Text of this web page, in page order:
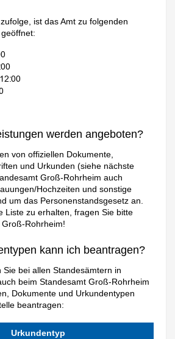
ist das Amt zu folgenden
werden angeboten?
von offiziellen Dokumente,
und Urkunden (siehe nächste
Groß-Rohrheim auch
Hochzeiten und sonstige
um das Personenstandsgesetz an.
Liste zu erhalten, fragen Sie bitte
Rohrheim!
kann ich beantragen?
Sie bei allen Standesämtern in
beim Standesamt Groß-Rohrheim
Dokumente und Urkundentypen
beantragen:
Urkundentyp